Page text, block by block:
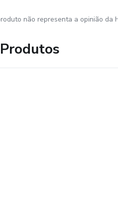
não representa a opinião da